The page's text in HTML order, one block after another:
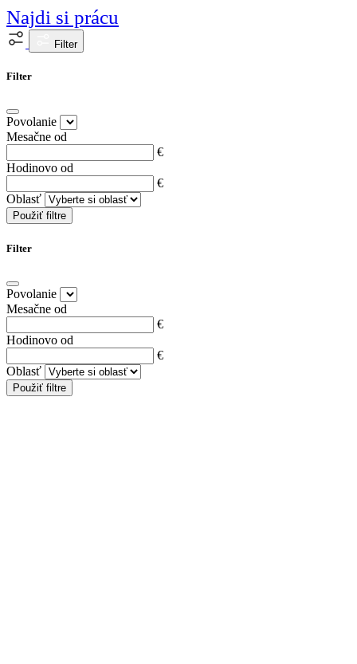
Najdi si prácu
Filter
Filter
Povolanie
Mesačne od
€
Hodinovo od
€
Oblasť
Použiť filtre
Filter
Povolanie
Mesačne od
€
Hodinovo od
€
Oblasť
Použiť filtre